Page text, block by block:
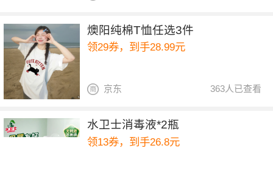
燠阳纯棉T恤任选3件
领29券，到手28.99元
363人已查看
京东
水卫士消毒液*2瓶
领13券，到手26.8元